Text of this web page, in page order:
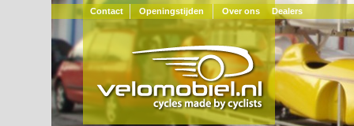
Contact Openingstijden Over ons Dealers